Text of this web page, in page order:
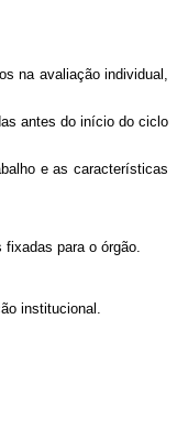
na avaliação individual,
antes do início do ciclo
e as características
para o órgão.
institucional.